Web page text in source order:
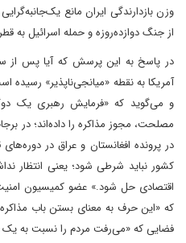
وزن بازدارندگی ایران مانع
از جنگ دوازده‌روزه و حمله اسرائیل به
در پاسخ به این پرسش که آیا پس از
آمریکا به نقطه «میانجی‌ناپذیر»
و می‌گوید که «فرمایش رهبری یک
مصلحت، مجوز مذاکره را داده‌اند؛ در
در پرونده افغانستان و عراق در
کشور نباید شرطی شود؛ یعنی انتظار
اقتصادی حل شود.» عضو کمیسیون
که «این حرف به معنای بستن باب
فضایی که «می‌رفت مردم را نسبت به یک